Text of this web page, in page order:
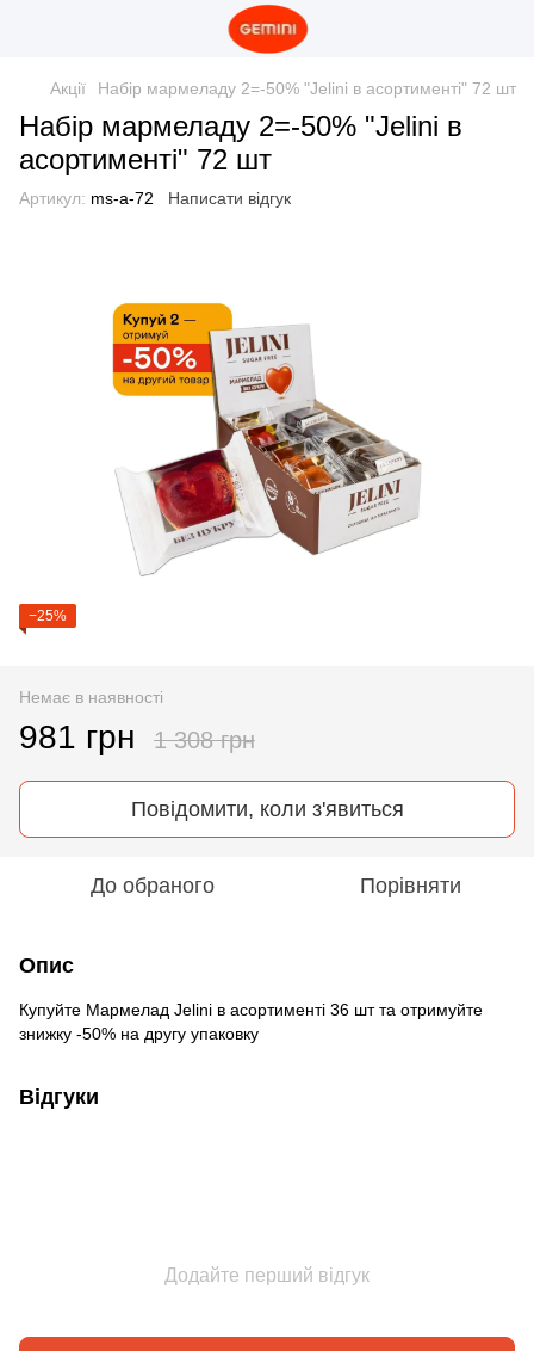
Акції Набір мармеладу 2=-50% "Jelini в асортименті" 72 шт
Набір мармеладу 2=-50% "Jelini в
асортименті" 72 шт
Артикул: ms-a-72 Написати відгук
−25%
Немає в наявності
981 грн 1 308 грн
Повідомити, коли з'явиться
До обраного Порівняти
Опис
Купуйте Мармелад Jelini в асортименті 36 шт та отримуйте
знижку -50% на другу упаковку
Відгуки
Додайте перший відгук